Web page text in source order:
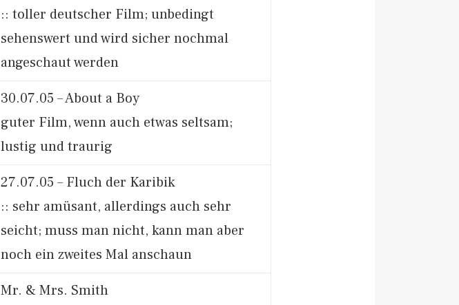
:: toller deutscher Film; unbedingt
sehenswert und wird sicher nochmal
angeschaut werden
30.07.05 – About a Boy
guter Film, wenn auch etwas seltsam;
lustig und traurig
27.07.05 – Fluch der Karibik
:: sehr amüsant, allerdings auch sehr
seicht; muss man nicht, kann man aber
noch ein zweites Mal anschaun
Mr. & Mrs. Smith